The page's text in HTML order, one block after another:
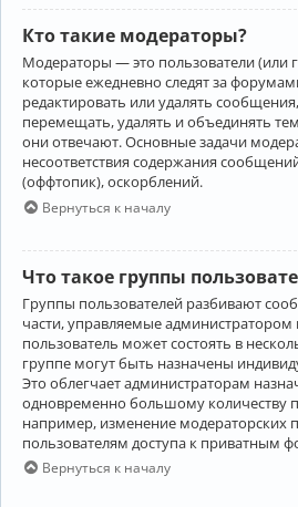
Кто такие модераторы?
Модераторы — это пользователи (или
которые ежедневно следят за
редактировать или удалять
перемещать, удалять и объединять
они отвечают. Основные задачи
несоответствия содержания
(оффтопик), оскорблений.
Вернуться к началу
Что такое группы
Группы пользователей разбивают
части, управляемые
пользователь может состоять в
группе могут быть назначены
Это облегчает администраторам
одновременно большому количеству
например, изменение модераторских
пользователям доступа к приватным
Вернуться к началу